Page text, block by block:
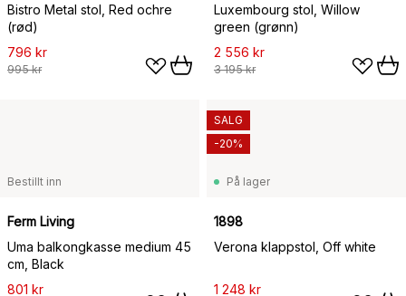
Bistro Metal stol, Red ochre
(rød)
796 kr
995 kr
Luxembourg stol, Willow
green (grønn)
2 556 kr
3 195 kr
Bestillt inn
Ferm Living
Uma balkongkasse medium 45
cm, Black
801 kr
På lager
1898
Verona klappstol, Off white
1 248 kr
SALG
-20%